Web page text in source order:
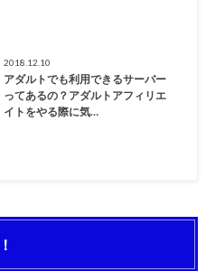
2018.12.10
アダルトでも利用できるサーバー
ってあるの？アダルトアフィリエ
イトをやる際に気…